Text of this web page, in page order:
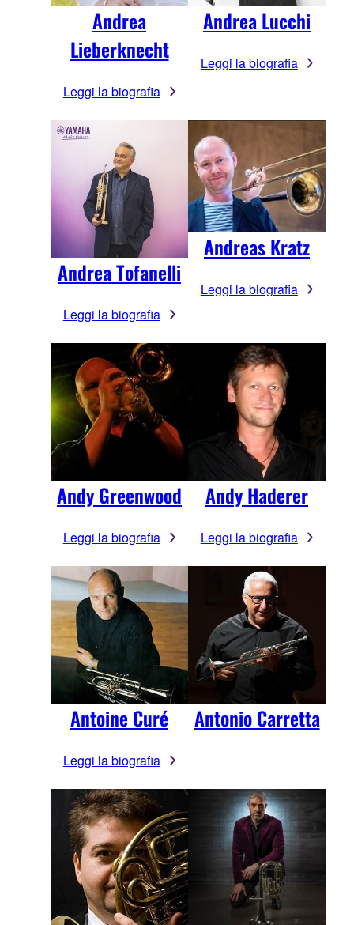
Andrea
Lieberknecht
Leggi la biografia
Andrea Lucchi
Leggi la biografia
Andrea Tofanelli
Leggi la biografia
Andreas Kratz
Leggi la biografia
Andy Greenwood
Leggi la biografia
Andy Haderer
Leggi la biografia
Antoine Curé
Leggi la biografia
Antonio Carretta